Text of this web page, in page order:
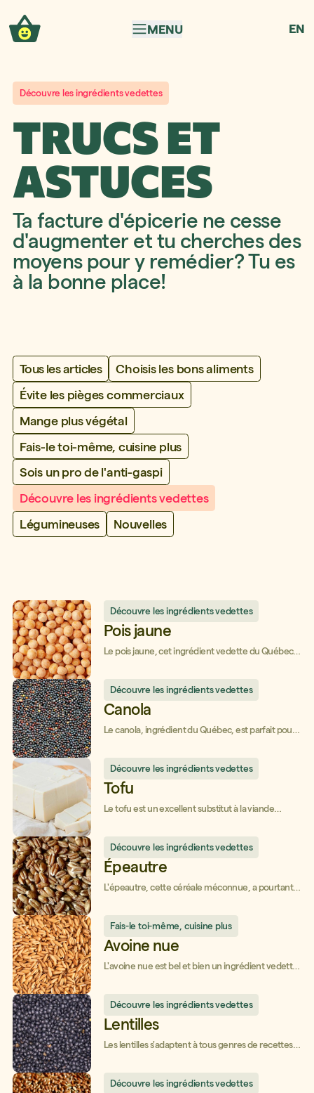
MENU
EN
Découvre les ingrédients vedettes
TRUCS ET
ASTUCES
Ta facture d'épicerie ne cesse
d'augmenter et tu cherches des
moyens pour y remédier? Tu es
à la bonne place!
Tous les articles
Choisis les bons aliments
Évite les pièges commerciaux
Mange plus végétal
Fais-le toi-même, cuisine plus
Sois un pro de l'anti-gaspi
Découvre les ingrédients vedettes
Légumineuses
Nouvelles
Découvre les ingrédients vedettes
Pois jaune
Le pois jaune, cet ingrédient vedette du Québec
Découvre les ingrédients vedettes
Canola
Le canola, ingrédient du Québec, est parfait pour
Découvre les ingrédients vedettes
Tofu
Le tofu est un excellent substitut à la viande
Découvre les ingrédients vedettes
Épeautre
L'épeautre, cette céréale méconnue, a pourtant
Fais-le toi-même, cuisine plus
Avoine nue
L'avoine nue est bel et bien un ingrédient vedette
Découvre les ingrédients vedettes
Lentilles
Les lentilles s'adaptent à tous genres de recettes :
Découvre les ingrédients vedettes